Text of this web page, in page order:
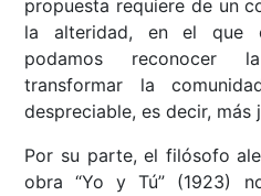
propuesta requiere de un
la alteridad, en el que
podamos reconocer
transformar la
despreciable, es decir, más
Por su parte, el filósofo
obra “Yo y Tú” (1923)